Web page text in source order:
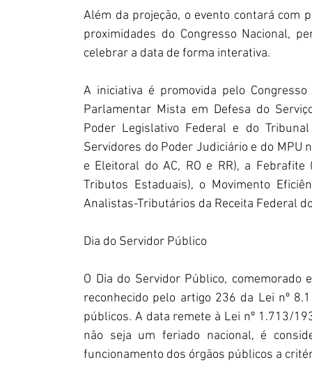
Além da projeção, o evento contará com
proximidades do Congresso Nacional,
celebrar a data de forma interativa.
A iniciativa é promovida pelo
Parlamentar Mista em Defesa do
Poder Legislativo Federal e do
Servidores do Poder Judiciário e do MPU
e Eleitoral do AC, RO e RR), a Febrafite
Tributos Estaduais), o Movimento
Analistas-Tributários da Receita Federal
Dia do Servidor Público
O Dia do Servidor Público,
reconhecido pelo artigo 236 da Lei nº
públicos. A data remete à Lei nº 1.713/
não seja um feriado nacional, é
funcionamento dos órgãos públicos a